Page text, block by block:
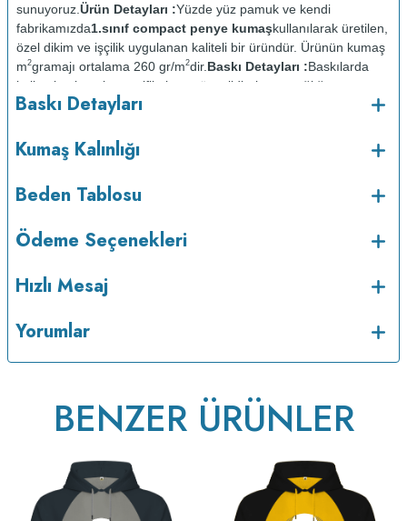
sunuyoruz. Ürün Detayları :Yüzde yüz pamuk ve kendi
fabrikamızda1.sınıf compact penye kumaşkullanılarak üretilen,
özel dikim ve işçilik uygulanan kaliteli bir üründür. Ürünün kumaş
m2gramajı ortalama 260 gr/m2dir. Baskı Detayları :Baskılarda
kullanılan boyalar sertifikalı ve güvenlidir; insan sağlığına zarar
Kumaş Kalınlığı :
Kısa programda maksimum 30
yıkanır.Kuru temizleme yapılmaz.
Baskı Detayları
Kumaş Kalınlığı
Beden Tablosu
Ödeme Seçenekleri
Hızlı Mesaj
Yorumlar
BENZER ÜRÜNLER